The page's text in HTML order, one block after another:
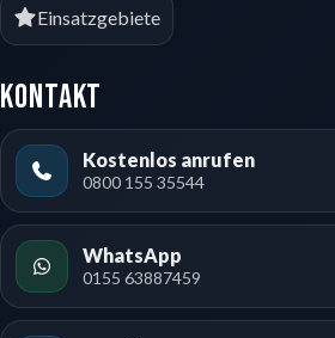
Einsatzgebiete
Kontakt
Kostenlos anrufen
0800 155 35544
WhatsApp
0155 63887459